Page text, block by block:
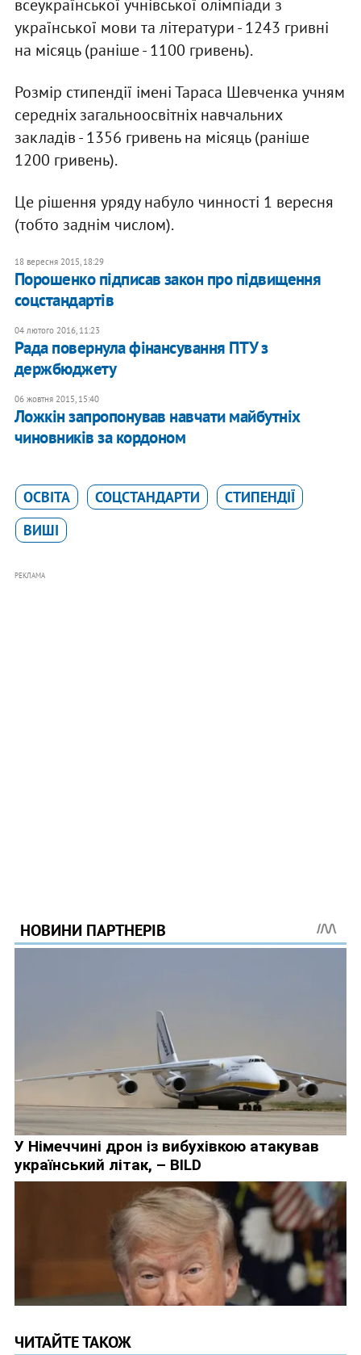
всеукраїнської учнівської олімпіади з
української мови та літератури - 1243 гривні
на місяць (раніше - 1100 гривень).
Розмір стипендії імені Тараса Шевченка учням
середніх загальноосвітніх навчальних
закладів - 1356 гривень на місяць (раніше
1200 гривень).
Це рішення уряду набуло чинності 1 вересня
(тобто заднім числом).
18 вересня 2015, 18:29
Порошенко підписав закон про підвищення
соцстандартів
04 лютого 2016, 11:23
Рада повернула фінансування ПТУ з
держбюджету
06 жовтня 2015, 15:40
Ложкін запропонував навчати майбутніх
чиновників за кордоном
ОСВІТА СОЦСТАНДАРТИ
СТИПЕНДІЇ
ВИШІ
РЕКЛАМА
ЧИТАЙТЕ ТАКОЖ